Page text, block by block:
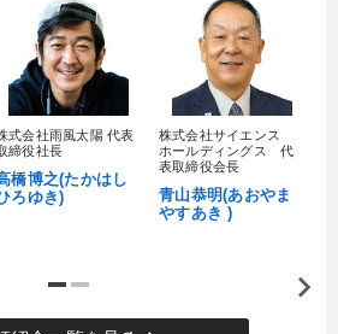
式会社雨風太陽 代表
締役社長
橋博之(たかはし
ろゆき)
株式会社サイエンス
ホールディングス 代
表取締役会長
青山恭明(あおやま
やすあき )